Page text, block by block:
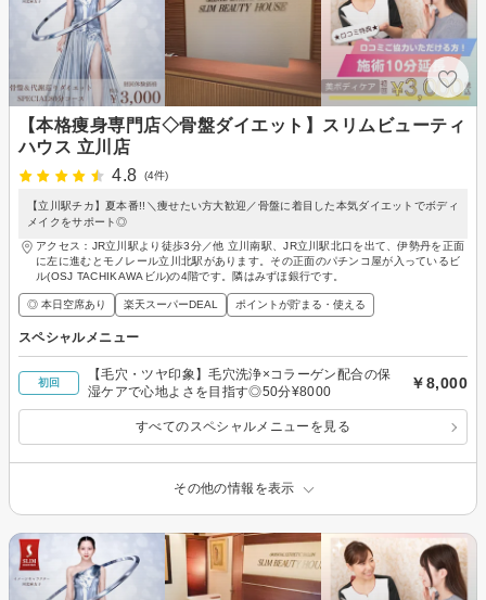
【本格痩身専門店◇骨盤ダイエット】スリムビューティ
ハウス 立川店
4.8
(4件)
【立川駅チカ】夏本番!!＼痩せたい方大歓迎／骨盤に着目した本気ダイエットでボディ
メイクをサポート◎
アクセス：JR立川駅より徒歩3分／他 立川南駅、JR立川駅北口を出て、伊勢丹を正面
に左に進むとモノレール立川北駅があります。その正面のパチンコ屋が入っているビ
ル(OSJ TACHIKAWAビル)の4階です。隣はみずほ銀行です。
◎ 本日空席あり 楽天スーパーDEAL ポイントが貯まる・使える
スペシャルメニュー
初回
【毛穴・ツヤ印象】毛穴洗浄×コラーゲン配合の保
湿ケアで心地よさを目指す◎50分¥8000
￥8,000
すべてのスペシャルメニューを見る
その他の情報を表示